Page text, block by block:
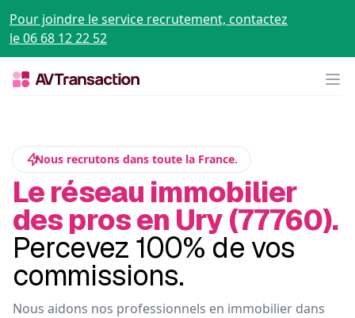
Pour joindre le service recrutement, contactez
le 06 68 12 22 52
Nous recrutons dans toute la France.
Le réseau immobilier
des pros en Ury (77760).
Percevez 100% de vos
commissions.
Nous aidons nos professionnels en immobilier dans